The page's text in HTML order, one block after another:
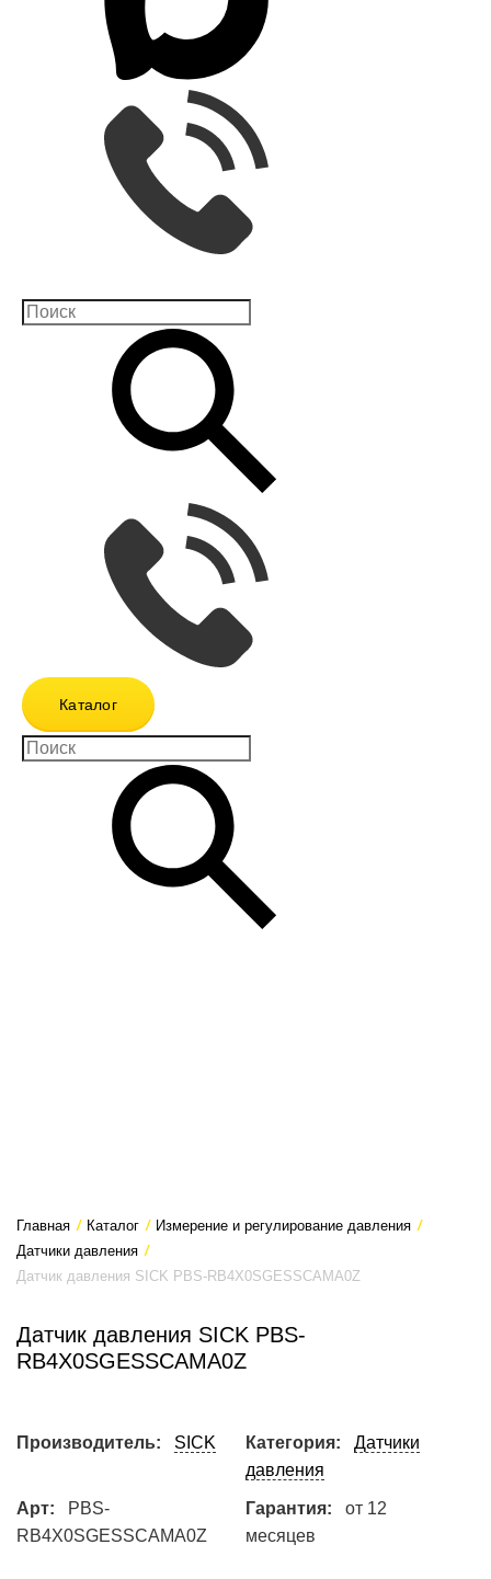
Каталог
Главная / Каталог / Измерение и регулирование давления /
Датчики давления /
Датчик давления SICK PBS-RB4X0SGESSCAMA0Z
Датчик давления SICK PBS-
RB4X0SGESSCAMA0Z
Производитель: SICK Категория:
Датчики
давления
Арт:
PBS-
RB4X0SGESSCAMA0Z
Гарантия:
от 12
месяцев